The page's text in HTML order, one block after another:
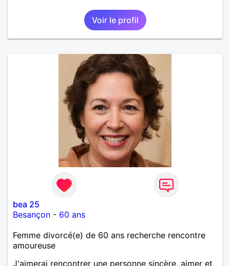
Voir le profil
bea 25
Besançon - 60 ans
Femme divorcé(e) de 60 ans recherche rencontre
amoureuse
J'aimerai rencontrer une personne sincère, aimer et